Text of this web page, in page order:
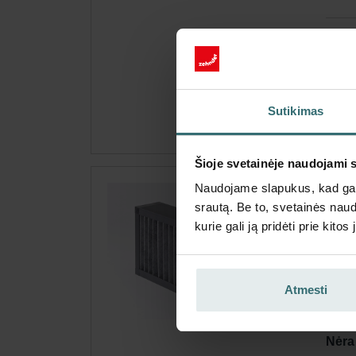
Sutikimas
Šioje svetainėje naudojami
Naudojame slapukus, kad
srautą. Be to, svetainės
kurie gali ją pridėti prie kitos
Atmesti
Šis